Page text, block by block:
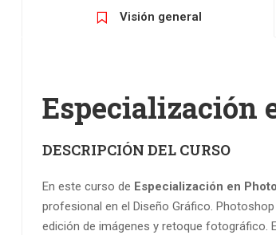
Visión general
Especialización
DESCRIPCIÓN DEL CURSO
En este curso de Especialización en
profesional en el Diseño Gráfico.
edición de imágenes y retoque fotográfico.